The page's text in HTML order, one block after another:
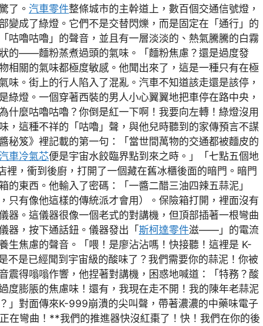
了。 汽車零件整條城市的主幹道上，數百個交通信號燈，
變成了綠燈。它們不是交替閃爍，而是固定在「通行」的
咕嚕咕嚕」的聲音，並且有一層淡淡的、熱氣騰騰的白霧
的——麵粉蒸煮過頭的氣味。「麵粉焦慮？還是過度發
相關的氣味都極度敏感。他聞出來了，這是一種只有在極
味。街上的行人陷入了混亂。汽車不知道該走還是該停，
綠燈。一個穿著西裝的男人小心翼翼地把車停在路中央，
什麼咕嚕咕嚕？你倒是紅一下啊！我要向左轉！綠燈沒用
，這種不祥的「咕嚕」聲，與他兒時聽到的家傳預言不謀
秘笈》裡記載的第一句：「當世間萬物的交通都被麵皮的
車冷氣芯便是宇宙水餃臨界點到來之時。」「七點五個地
，衝到後廚，打開了一個藏在舊冰櫃後面的暗門。暗門
的東西。他輸入了密碼：「一醬二醋三油四辣五蒜泥」
只有像他這樣的傳統派才會用）。保險箱打開，裡面沒有
器。這儀器很像一個老式的對講機，但頂部插著一根彎曲
器，按下通話鈕。儀器發出「斯柯達零件滋——」的電流
生焦慮的聲音。「喂！是廖沾沾嗎！快接聽！這裡是 K-
不是已經聞到宇宙級的酸味了？我們需要你的蒜泥！你被
震得嗡嗡作響，他捏著對講機，困惑地喊道：「特務？酸
度膨脹的焦慮味！還有，我現在走不開！我的陳年老蒜泥
」對面傳來K-999崩潰的尖叫聲，帶著濃濃的中藥味電子
在彎曲！**我們的推進器快沒紅棗了！快！我們在你的後